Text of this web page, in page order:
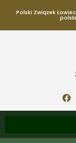
Polski Związek